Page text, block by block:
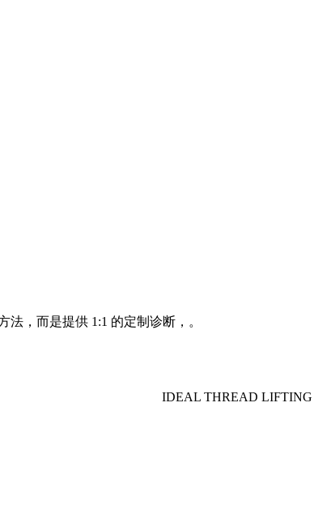
，而是提供 1:1 的定制诊断，。
IDEAL THREAD LIFTING